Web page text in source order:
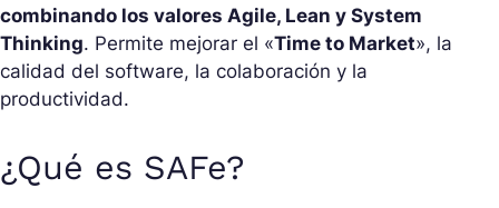
combinando los valores Agile, Lean y System
Thinking. Permite mejorar el «Time to Market», la
calidad del software, la colaboración y la
productividad.
¿Qué es SAFe?